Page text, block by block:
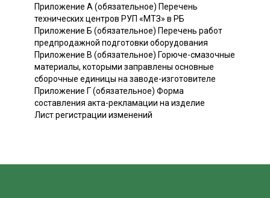
Приложение А (обязательное) Перечень
технических центров РУП «МТЗ» в РБ
Приложение Б (обязательное) Перечень работ
предпродажной подготовки оборудования
Приложение В (обязательное) Горюче-смазочные
материалы, которыми заправлены основные
сборочные единицы на заводе-изготовителе
Приложение Г (обязательное) Форма
составления акта-рекламации на изделие
Лист регистрации изменений